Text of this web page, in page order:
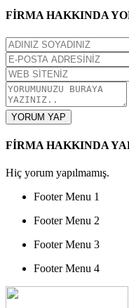
FİRMA HAKKINDA
YORUM YAP
FİRMA HAKKINDA
Hiç yorum yapılmamış.
Footer Menu 1
Footer Menu 2
Footer Menu 3
Footer Menu 4